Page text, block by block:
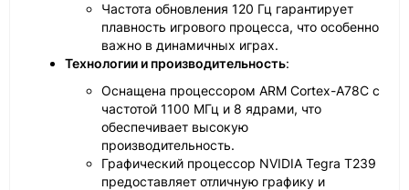
Частота обновления 120 Гц гарантирует
плавность игрового процесса, что особенно
важно в динамичных играх.
Технологии и производительность:
Оснащена процессором ARM Cortex-A78C с
частотой 1100 МГц и 8 ядрами, что
обеспечивает высокую
производительность.
Графический процессор NVIDIA Tegra T239
предоставляет отличную графику и